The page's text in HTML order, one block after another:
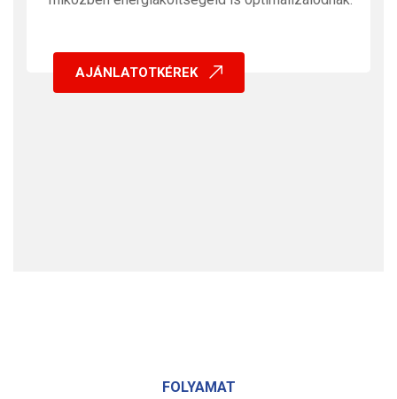
AJÁNLATOTKÉREK
FOLYAMAT